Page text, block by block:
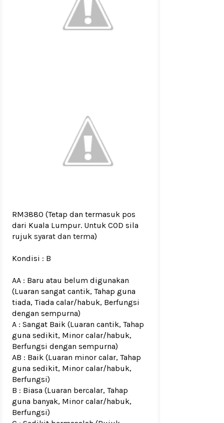
RM3880 (Tetap dan termasuk pos
dari Kuala Lumpur. Untuk COD sila
rujuk syarat dan terma)
Kondisi : B
AA : Baru atau belum digunakan
(Luaran sangat cantik, Tahap guna
tiada, Tiada calar/habuk, Berfungsi
dengan sempurna)
A : Sangat Baik (Luaran cantik, Tahap
guna sedikit, Minor calar/habuk,
Berfungsi dengan sempurna)
AB : Baik (Luaran minor calar, Tahap
guna sedikit, Minor calar/habuk,
Berfungsi)
B : Biasa (Luaran bercalar, Tahap
guna banyak, Minor calar/habuk,
Berfungsi)